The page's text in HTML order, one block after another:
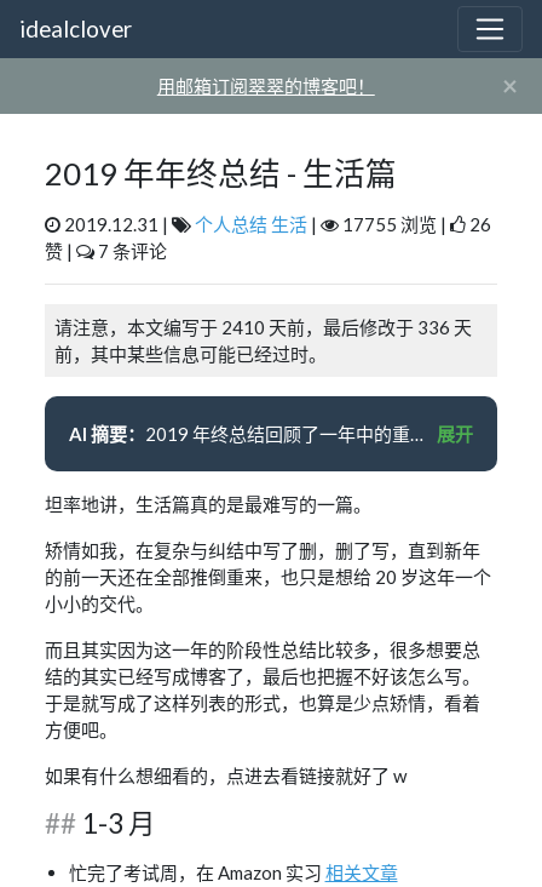
idealclover
用邮箱订阅翠翠的博客吧！ ×
2019 年年终总结 - 生活篇
2019.12.31 | 个人总结 生活 | 17755 浏览 |
26
赞 |
7 条评论
请注意，本文编写于 2410 天前，最后修改于 336 天
前，其中某些信息可能已经过时。
AI 摘要： 2019 年终总结回顾了一年中的重要事件，包括实习、项目、旅行、演唱会、恋爱、分手、秋招、实习经历、朋友相聚、驾照、签约字节跳动等。同时，作者也整理了自己的博客、面经、笔记和毕业论文。虽然这一年没有太多 “暴晒” 的东西，但作者在京东和头条的表现超出了去年的预期。作者期待明年成为社畜的生活。 展开
坦率地讲，生活篇真的是最难写的一篇。
矫情如我，在复杂与纠结中写了删，删了写，直到新年
的前一天还在全部推倒重来，也只是想给 20 岁这年一个
小小的交代。
而且其实因为这一年的阶段性总结比较多，很多想要总
结的其实已经写成博客了，最后也把握不好该怎么写。
于是就写成了这样列表的形式，也算是少点矫情，看着
方便吧。
如果有什么想细看的，点进去看链接就好了 w
1-3 月
忙完了考试周，在 Amazon 实习 相关文章